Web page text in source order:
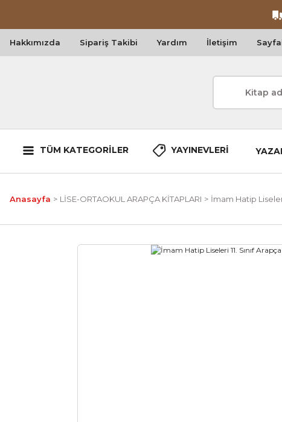
Hakkımızda Sipariş Takibi Yardım İletişim
TÜM KATEGORİLER YAYINEVLERİ
Anasayfa LİSE-ORTAOKUL ARAPÇA KİTAPLARI İmam Hatip